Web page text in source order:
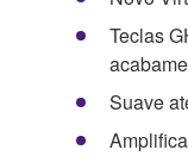
Teclas
Suave